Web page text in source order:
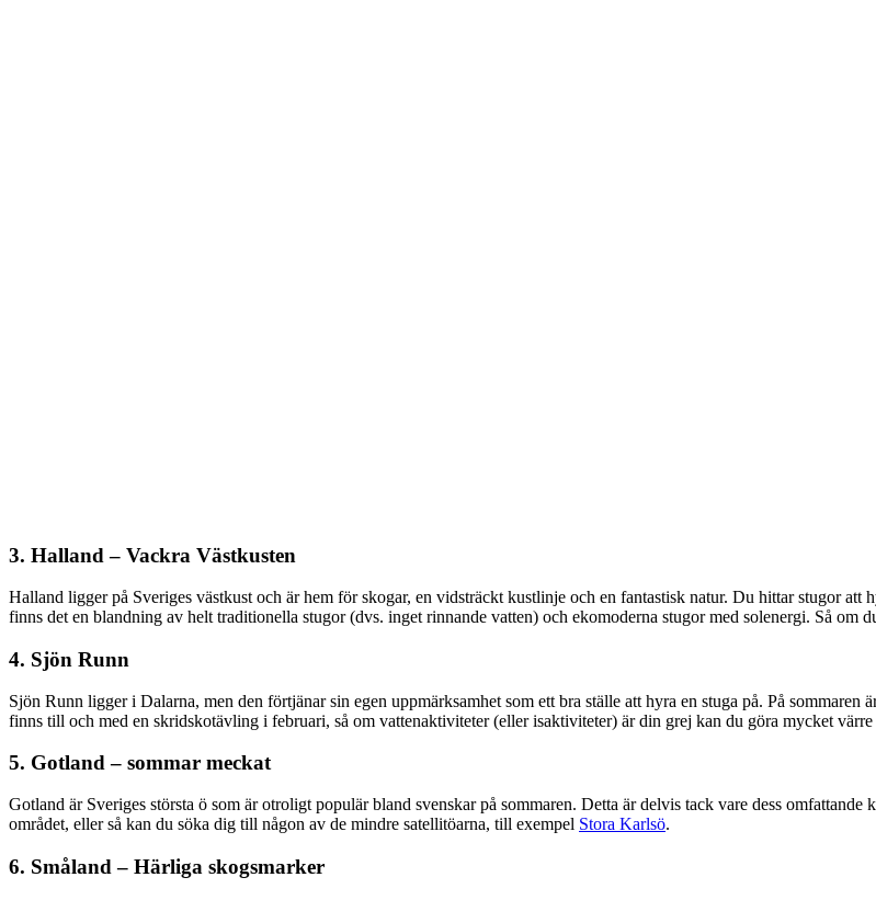
3. Halland – Vackra Västkusten
Halland ligger på Sveriges västkust och är hem för skogar, en vidsträckt kustlinje och en fantastisk natur. Du hittar stugor att
finns det en blandning av helt traditionella stugor (dvs. inget rinnande vatten) och ekomoderna stugor med solenergi. Så om
4. Sjön Runn
Sjön Runn ligger i Dalarna, men den förtjänar sin egen uppmärksamhet som ett bra ställe att hyra en stuga på. På
finns till och med en skridskotävling i februari, så om vattenaktiviteter (eller isaktiviteter) är din grej kan du göra mycket
5. Gotland – sommar meckat
Gotland är Sveriges största ö som är otroligt populär bland svenskar på sommaren. Detta är delvis tack vare dess
området, eller så kan du söka dig till någon av de mindre satellitöarna, till exempel Stora Karlsö.
6. Småland – Härliga skogsmarker